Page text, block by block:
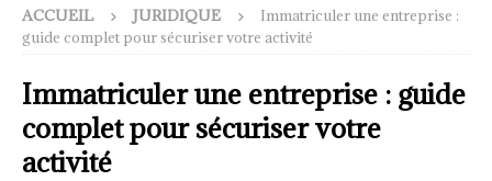
ACCUEIL JURIDIQUE
Immatriculer une entreprise :
guide complet pour sécuriser votre activité
Immatriculer une entreprise : guide
complet pour sécuriser votre
activité